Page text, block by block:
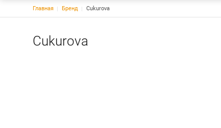
Строка навигации
Главная Бренд Cukurova
Cukurova